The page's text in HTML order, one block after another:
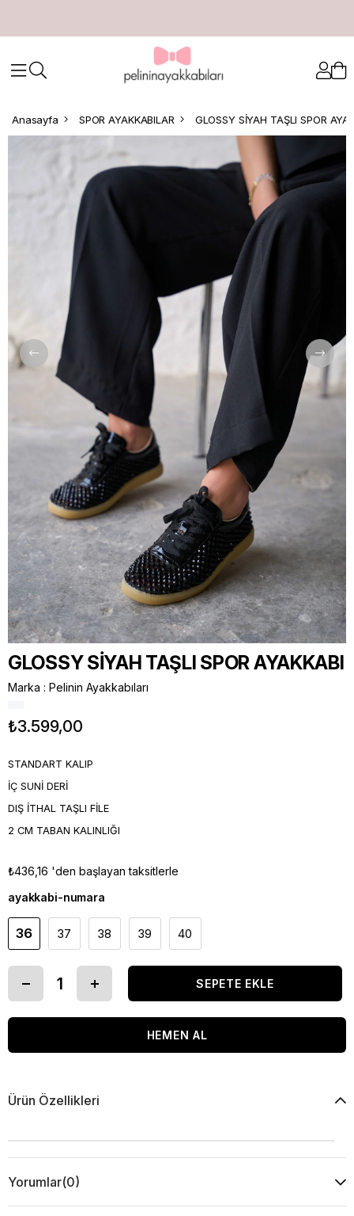
Anasayfa SPOR AYAKKABILAR GLOSSY SİYAH TAŞLI SPOR
GLOSSY SİYAH TAŞLI SPOR AYAKKABI
Marka : Pelinin Ayakkabıları
₺3.599,00
STANDART KALIP
İÇ SUNİ DERİ
DIŞ İTHAL TAŞLI FİLE
2 CM TABAN KALINLIĞI
₺436,16 'den başlayan taksitlerle
ayakkabi-numara
36 37 38 39 40
Ürün Özellikleri
Yorumlar(0)